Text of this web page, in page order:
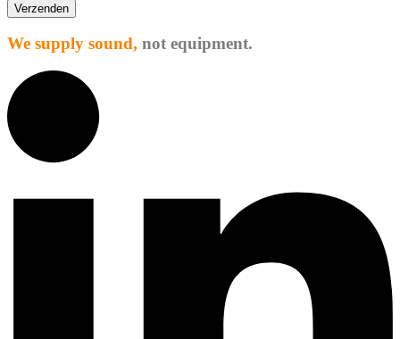
Verzenden
We supply sound, not equipment.